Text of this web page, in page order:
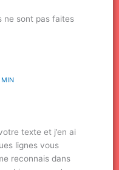
ne sont pas faites
MIN
texte et j’en ai
lignes vous
reconnais dans